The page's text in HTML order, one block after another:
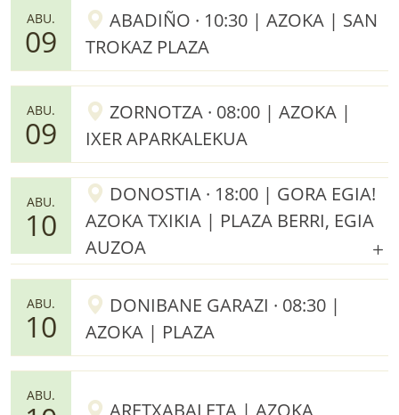
ABU.
09
ABADIÑO · 10:30 | AZOKA | SAN
TROKAZ PLAZA
ABU.
09
ZORNOTZA · 08:00 | AZOKA |
IXER APARKALEKUA
ABU.
10
DONOSTIA · 18:00 | GORA EGIA!
AZOKA TXIKIA | PLAZA BERRI, EGIA
AUZOA
ABU.
10
DONIBANE GARAZI · 08:30 |
AZOKA | PLAZA
ABU.
ARETXABALETA | AZOKA